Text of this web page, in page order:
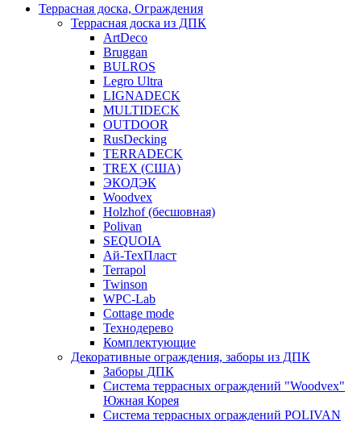
Террасная доска, Ограждения
Террасная доска из ДПК
ArtDeco
Bruggan
BULROS
Legro Ultra
LIGNADECK
MULTIDECK
OUTDOOR
RusDecking
TERRADECK
TREX (США)
ЭКОДЭК
Woodvex
Holzhof (бесшовная)
Polivan
SEQUOIA
Ай-ТехПласт
Terrapol
Twinson
WPC-Lab
Cottage mode
Технодерево
Комплектующие
Декоративные ограждения, заборы из ДПК
Заборы ДПК
Система террасных ограждений "Woodvex"
Южная Корея
Система террасных ограждений POLIVAN